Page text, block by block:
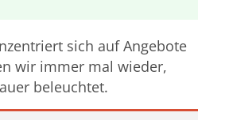
sich auf Angebote
wir immer mal wieder,
beleuchtet.